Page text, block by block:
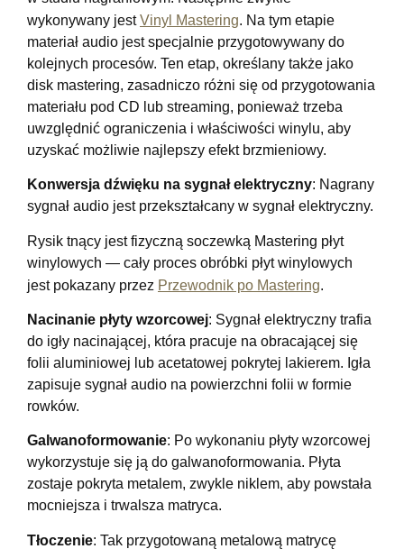
wykonywany jestVinyl Mastering. Na tym etapie
materiał audio jest specjalnie przygotowywany do
kolejnych procesów. Ten etap, określany także jako
disk mastering, zasadniczo różni się od przygotowania
materiału pod CD lub streaming, ponieważ trzeba
uwzględnić ograniczenia i właściwości winylu, aby
uzyskać możliwie najlepszy efekt brzmieniowy.
Konwersja dźwięku na sygnał elektryczny: Nagrany
sygnał audio jest przekształcany w sygnał elektryczny.
Rysik tnący jest fizyczną soczewką Mastering płyt
winylowych — cały proces obróbki płyt winylowych
jest pokazany przez Przewodnik po Mastering.
Nacinanie płyty wzorcowej: Sygnał elektryczny trafia
do igły nacinającej, która pracuje na obracającej się
folii aluminiowej lub acetatowej pokrytej lakierem. Igła
zapisuje sygnał audio na powierzchni folii w formie
rowków.
Galwanoformowanie: Po wykonaniu płyty wzorcowej
wykorzystuje się ją do galwanoformowania. Płyta
zostaje pokryta metalem, zwykle niklem, aby powstała
mocniejsza i trwalsza matryca.
Tłoczenie: Tak przygotowaną metalową matrycę